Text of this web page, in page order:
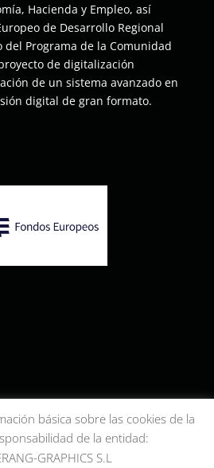
Hacienda y Empleo, así
de Desarrollo Regional
del Programa de la Comunidad
de digitalización
de un sistema avanzado en
digital de gran formato.
básica sobre las cookies de la
de la entidad:
GRAPHICS S.L